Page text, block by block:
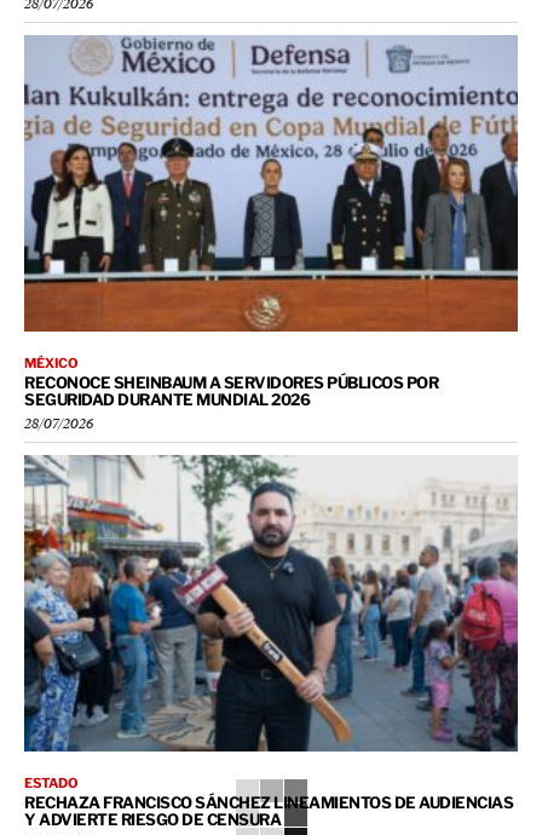
28/07/2026
MÉXICO
RECONOCE SHEINBAUM A SERVIDORES PÚBLICOS POR
SEGURIDAD DURANTE MUNDIAL 2026
28/07/2026
ESTADO
RECHAZA FRANCISCO SÁNCHEZ LINEAMIENTOS DE AUDIENCIAS
Y ADVIERTE RIESGO DE CENSURA